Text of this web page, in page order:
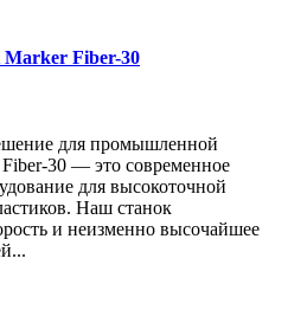
Fiber-30
для промышленной
30 — это современное
для высокоточной
Наш станок
и неизменно высочайшее